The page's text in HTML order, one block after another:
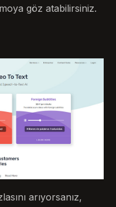
göz atabilirsiniz.
arıyorsanız,